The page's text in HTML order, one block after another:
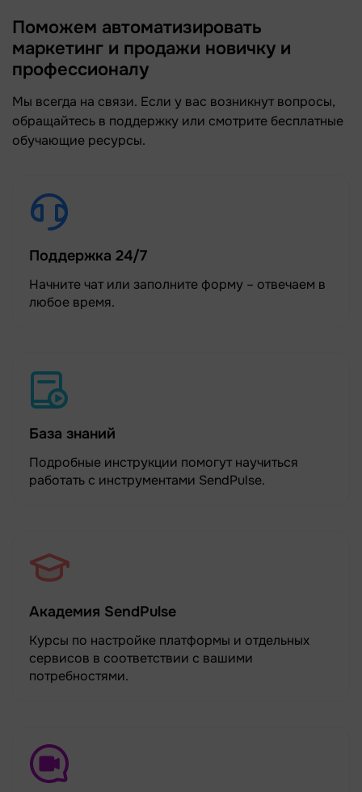
Поможем автоматизировать
маркетинг и продажи новичку и
профессионалу
Мы всегда на связи. Если у вас возникнут вопросы,
обращайтесь в поддержку или смотрите бесплатные
обучающие ресурсы.
Поддержка 24/7
Начните чат или заполните форму – отвечаем в
любое время.
База знаний
Подробные инструкции помогут научиться
работать с инструментами SendPulse.
Академия SendPulse
Курсы по настройке платформы и отдельных
сервисов в соответствии с вашими
потребностями.